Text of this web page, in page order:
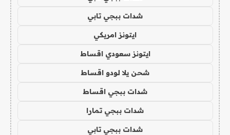
شدات ببجي تابي
ايتونز امريكي
ايتونز سعودي اقساط
شحن يلا لودو اقساط
شدات ببجي اقساط
شدات ببجي تمارا
شدات ببجي تابي